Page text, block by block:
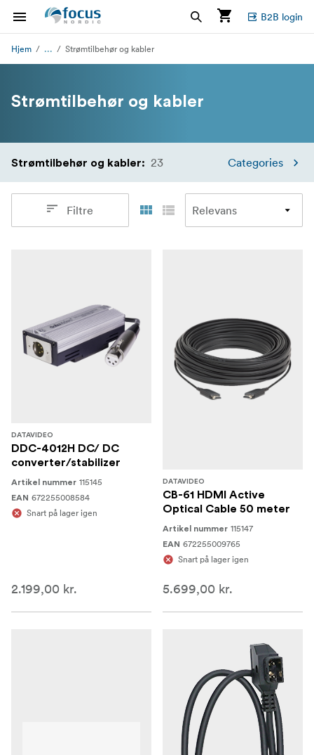
B2B login
Hjem ... Strømtilbehør og kabler
Strømtilbehør og kabler
Strømtilbehør og kabler: 23 Categories
Filtre
DATAVIDEO
DDC-4012H DC/ DC
converter/stabilizer
Artikel nummer 115145
EAN 672255008584
Snart på lager igen
2.199,00 kr.
DATAVIDEO
CB-61 HDMI Active
Optical Cable 50 meter
Artikel nummer 115147
EAN 672255009765
Snart på lager igen
5.699,00 kr.